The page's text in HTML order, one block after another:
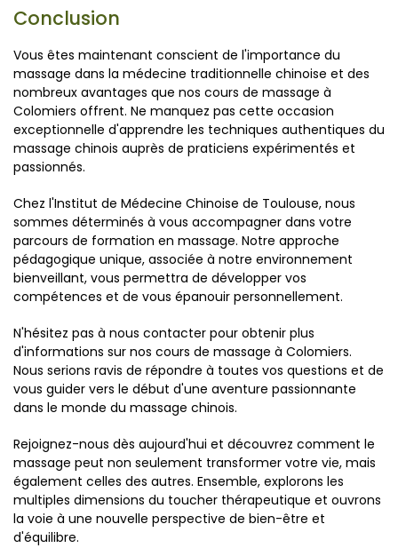
Conclusion
Vous êtes maintenant conscient de l'importance du
massage dans la médecine traditionnelle chinoise et des
nombreux avantages que nos cours de massage à
Colomiers offrent. Ne manquez pas cette occasion
exceptionnelle d'apprendre les techniques authentiques du
massage chinois auprès de praticiens expérimentés et
passionnés.
Chez l'Institut de Médecine Chinoise de Toulouse, nous
sommes déterminés à vous accompagner dans votre
parcours de formation en massage. Notre approche
pédagogique unique, associée à notre environnement
bienveillant, vous permettra de développer vos
compétences et de vous épanouir personnellement.
N'hésitez pas à nous contacter pour obtenir plus
d'informations sur nos cours de massage à Colomiers.
Nous serions ravis de répondre à toutes vos questions et de
vous guider vers le début d'une aventure passionnante
dans le monde du massage chinois.
Rejoignez-nous dès aujourd'hui et découvrez comment le
massage peut non seulement transformer votre vie, mais
également celles des autres. Ensemble, explorons les
multiples dimensions du toucher thérapeutique et ouvrons
la voie à une nouvelle perspective de bien-être et
d'équilibre.